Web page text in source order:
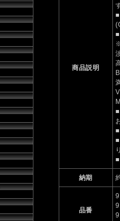
商品説明
納期
品番